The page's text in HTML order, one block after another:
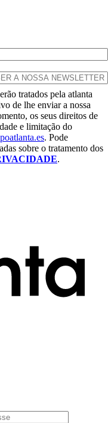
tratados pela atlanta
de lhe enviar a nossa
os seus direitos de
e limitação do
. Pode
sobre o tratamento dos
.